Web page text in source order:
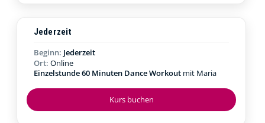
Kurs buchen
Jederzeit
Beginn: Jederzeit
Ort: Online
Einzelstunde 60 Minuten Dance Workout mit Maria